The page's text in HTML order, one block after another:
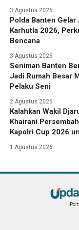
3 Agustus 2026
Polda Banten Gelar
Karhutla 2026,
Bencana
3 Agustus 2026
Seniman Banten
Jadi Rumah Besar
Pelaku Seni
2 Agustus 2026
Kalahkan Wakil
Khairani
Kapolri Cup 2026
1 Agustus 2026